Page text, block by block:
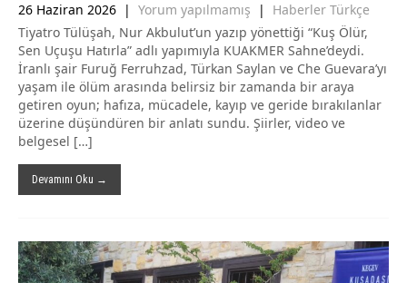
26 Haziran 2026 | Yorum yapılmamış | Haberler Türkçe
Tiyatro Tülüşah, Nur Akbulut’un yazıp yönettiği “Kuş Ölür,
Sen Uçuşu Hatırla” adlı yapımıyla KUAKMER Sahne’deydi.
İranlı şair Furuğ Ferruhzad, Türkan Saylan ve Che Guevara’yı
yaşam ile ölüm arasında belirsiz bir zamanda bir araya
getiren oyun; hafıza, mücadele, kayıp ve geride bırakılanlar
üzerine düşündüren bir anlatı sundu. Şiirler, video ve
belgesel […]
Devamını Oku →